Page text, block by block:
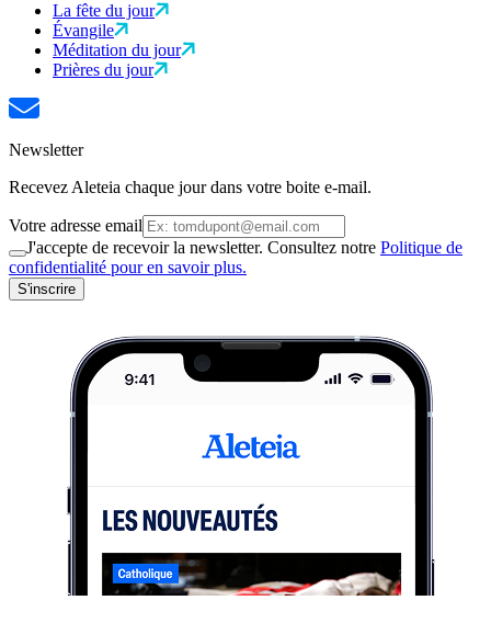
La fête du jour
Évangile
Méditation du jour
Prières du jour
Newsletter
Recevez Aleteia chaque jour dans votre boite e-mail.
Votre adresse email
J'accepte de recevoir la newsletter. Consultez notre Politique de
confidentialité pour en savoir plus.
S'inscrire